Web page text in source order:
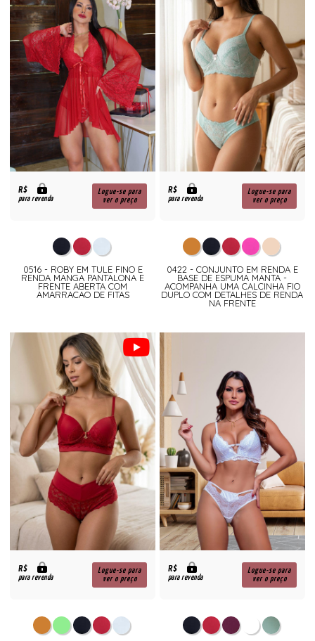
R$
para revenda
Logue-se para
ver o preço
0516 - ROBY EM TULE FINO E
RENDA MANGA PANTALONA E
FRENTE ABERTA COM
AMARRACAO DE FITAS
R$
para revenda
Logue-se para
ver o preço
0422 - CONJUNTO EM RENDA E
BASE DE ESPUMA MANTA -
ACOMPANHA UMA CALCINHA FIO
DUPLO COM DETALHES DE RENDA
NA FRENTE
R$
para revenda
Logue-se para
ver o preço
R$
para revenda
Logue-se para
ver o preço